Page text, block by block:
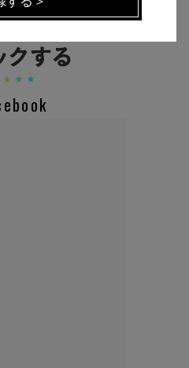
NEWS ON SNS